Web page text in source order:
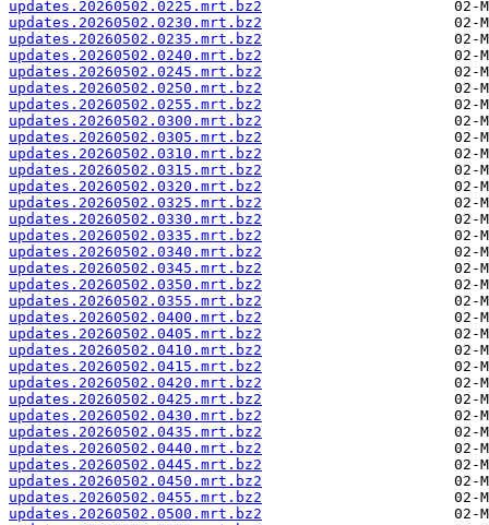
updates.20260502.0225.mrt.bz2
updates.20260502.0230.mrt.bz2
updates.20260502.0235.mrt.bz2
updates.20260502.0240.mrt.bz2
updates.20260502.0245.mrt.bz2
updates.20260502.0250.mrt.bz2
updates.20260502.0255.mrt.bz2
updates.20260502.0300.mrt.bz2
updates.20260502.0305.mrt.bz2
updates.20260502.0310.mrt.bz2
updates.20260502.0315.mrt.bz2
updates.20260502.0320.mrt.bz2
updates.20260502.0325.mrt.bz2
updates.20260502.0330.mrt.bz2
updates.20260502.0335.mrt.bz2
updates.20260502.0340.mrt.bz2
updates.20260502.0345.mrt.bz2
updates.20260502.0350.mrt.bz2
updates.20260502.0355.mrt.bz2
updates.20260502.0400.mrt.bz2
updates.20260502.0405.mrt.bz2
updates.20260502.0410.mrt.bz2
updates.20260502.0415.mrt.bz2
updates.20260502.0420.mrt.bz2
updates.20260502.0425.mrt.bz2
updates.20260502.0430.mrt.bz2
updates.20260502.0435.mrt.bz2
updates.20260502.0440.mrt.bz2
updates.20260502.0445.mrt.bz2
updates.20260502.0450.mrt.bz2
updates.20260502.0455.mrt.bz2
updates.20260502.0500.mrt.bz2